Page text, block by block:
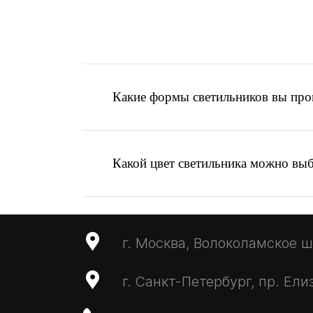
Написать запрос
Какие формы светильников вы
Какой цвет светильника можно
г. Москва, Волоколамское
г. Санкт-Петербург, пр.